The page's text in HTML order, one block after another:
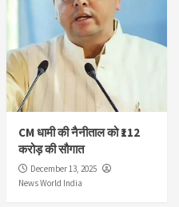
CM धामी की नैनीताल को ₹112
करोड़ की सौगात
December 13, 2025
News World India